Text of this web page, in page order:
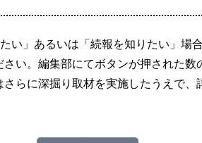
い」あるいは「続報を知りたい」場
い。編集部にてボタンが押された数
らに深掘り取材を実施したうえで、